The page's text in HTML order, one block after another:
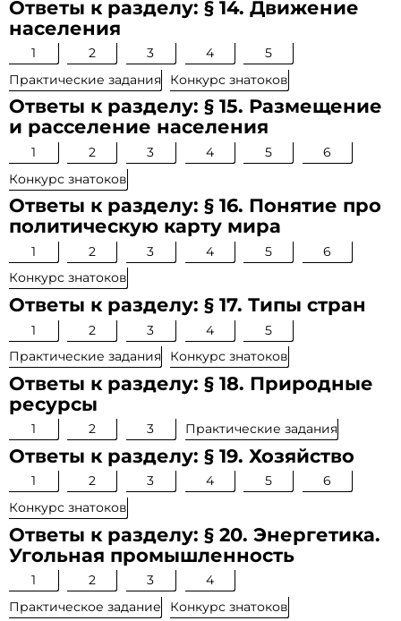
Ответы к разделу: § 14. Движение
населения
1 2 3 4
5
Практические задания
Конкурс знатоков
Ответы к разделу: § 15. Размещение
и расселение населения
1 2 3 4 5
6
Конкурс знатоков
Ответы к разделу: § 16. Понятие про
политическую карту мира
1 2 3 4 5
6
Конкурс знатоков
Ответы к разделу: § 17. Типы стран
1 2 3 4
5
Практические задания
Конкурс знатоков
Ответы к разделу: § 18. Природные
ресурсы
1 2 3 Практические задания
Ответы к разделу: § 19. Хозяйство
1 2 3 4 5
6
Конкурс знатоков
Ответы к разделу: § 20. Энергетика.
Угольная промышленность
1 2 3
4
Практическое задание
Конкурс знатоков